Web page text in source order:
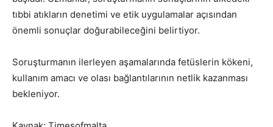
tıbbi atıkların denetimi ve etik uygulamalar açısından
önemli sonuçlar doğurabileceğini belirtiyor.
Soruşturmanın ilerleyen aşamalarında fetüslerin kökeni,
kullanım amacı ve olası bağlantılarının netlik kazanması
bekleniyor.